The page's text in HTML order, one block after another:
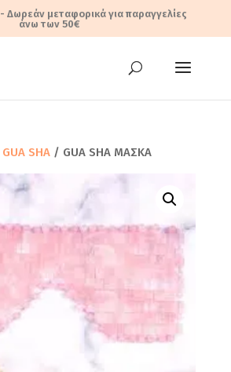
- Δωρεάν μεταφορικά για παραγγελίες
άνω των 50€
GUA SHA/ GUA SHA MΑΣΚΑ